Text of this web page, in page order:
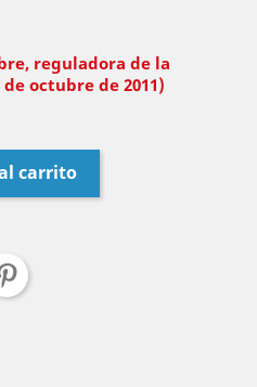
reguladora de la
octubre de 2011)
carrito